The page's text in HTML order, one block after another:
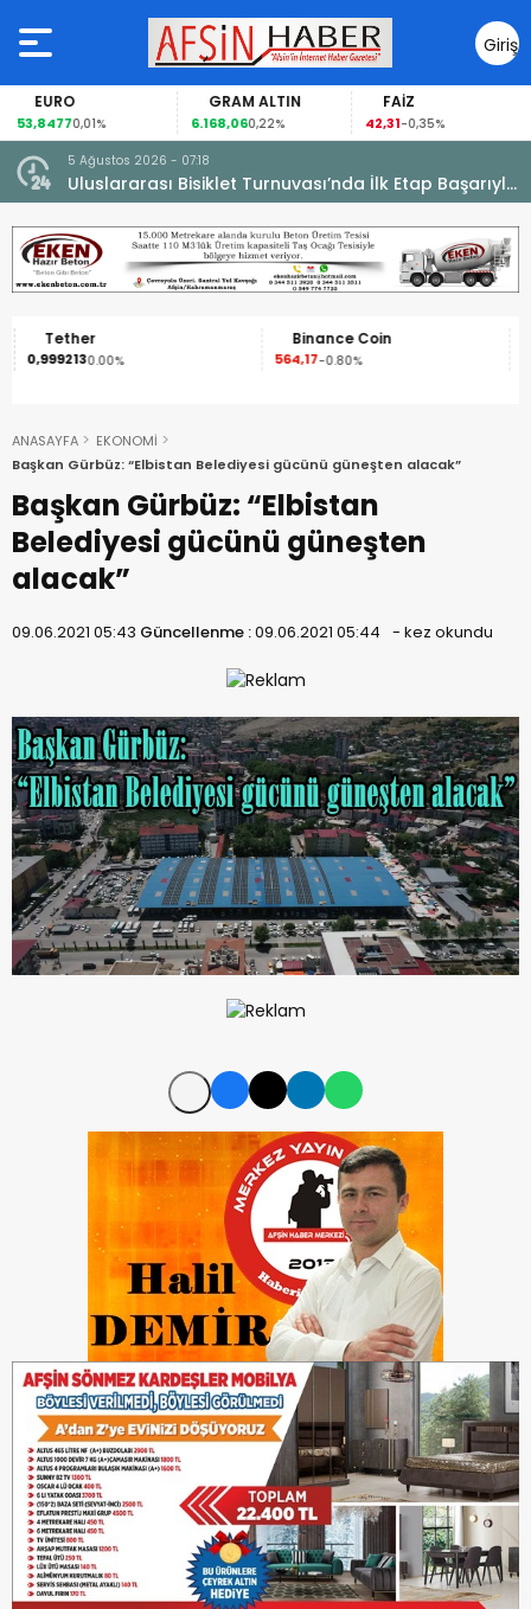
Giriş
Yap
EURO
53,84770,01%
GRAM ALTIN
6.168,060,22%
FAİZ
42,31-0,35%
5 Ağustos 2026 - 07:18
Uluslararası Bisiklet Turnuvası’nda İlk Etap Başarıyla
Tamamlandı.
Tether
0,9992130.00%
Binance Coin
564,17-0.80%
ANASAYFA
EKONOMİ
Başkan Gürbüz: “Elbistan Belediyesi gücünü güneşten alacak”
Başkan Gürbüz: “Elbistan
Belediyesi gücünü güneşten
alacak”
09.06.2021 05:43 Güncellenme :09.06.2021 05:44 - kez okundu